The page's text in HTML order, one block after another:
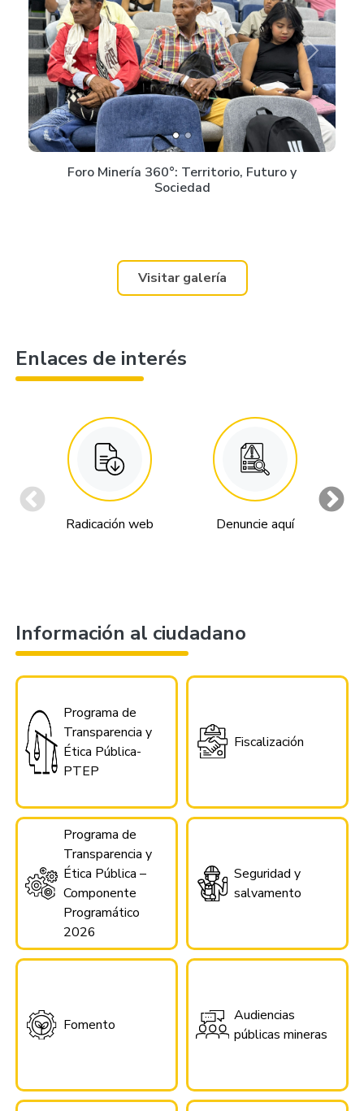
Previous Next
Foro Minería 360°: Territorio, Futuro y
Sociedad
Visitar galería
Enlaces de interés
Radicación web Denuncie aquí
Información al ciudadano
Programa de
Transparencia y
Ética Pública-
PTEP
Fiscalización
Programa de
Transparencia y
Ética Pública –
Componente
Programático
2026
Seguridad y
salvamento
Fomento
Audiencias
públicas mineras